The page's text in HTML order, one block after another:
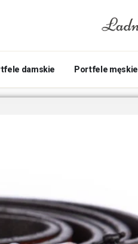
damskie Portfele męskie